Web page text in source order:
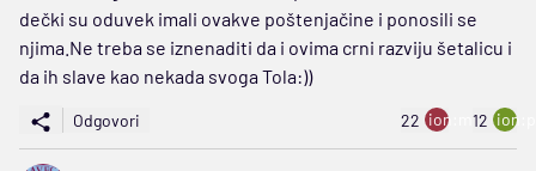
dečki su oduvek imali ovakve poštenjačine i ponosili se
njima.Ne treba se iznenaditi da i ovima crni razviju šetalicu i
da ih slave kao nekada svoga Tola:))
Odgovori 22 ion:minus
12